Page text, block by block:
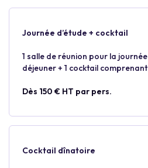
Journée d’étude + cocktail
1 salle de réunion pour la journée
déjeuner + 1 cocktail
Dès 150 € HT par pers.
Cocktail dînatoire